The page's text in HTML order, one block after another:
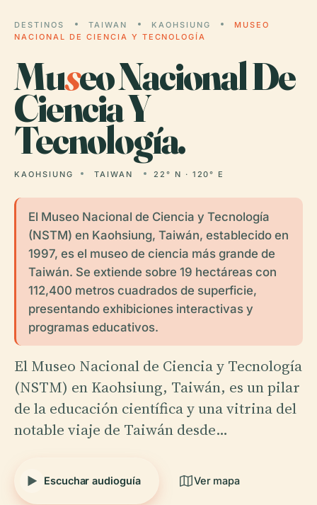
DESTINOS TAIWAN KAOHSIUNG
MUSEO
NACIONAL DE CIENCIA Y TECNOLOGÍA
Museo Nacional De
Ciencia Y
Tecnología.
KAOHSIUNG TAIWAN 22° N · 120° E
El Museo Nacional de Ciencia y Tecnología
(NSTM) en Kaohsiung, Taiwán, establecido en
1997, es el museo de ciencia más grande de
Taiwán. Se extiende sobre 19 hectáreas con
112,400 metros cuadrados de superficie,
presentando exhibiciones interactivas y
programas educativos.
El Museo Nacional de Ciencia y Tecnología
(NSTM) en Kaohsiung, Taiwán, es un pilar
de la educación científica y una vitrina del
notable viaje de Taiwán desde…
Escuchar audioguía Ver mapa